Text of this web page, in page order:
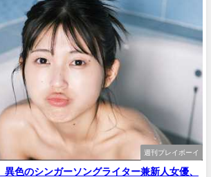
週刊プレイボーイ
色のシンガーソングライター兼新人女優、